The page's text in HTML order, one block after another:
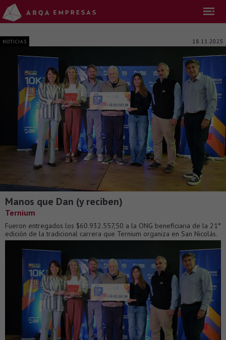
NOTICIAS 18.11.2025
Manos que Dan (y reciben)
Ternium
Fueron entregados los $60.932.557,50 a la ONG beneficiaria de la 21°
edición de la tradicional carrera que Ternium organiza en San Nicolás.